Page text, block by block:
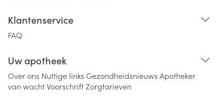
Klantenservice
FAQ
Uw apotheek
Over ons Nuttige links Gezondheidsnieuws Apotheker
van wachtVoorschriftZorgtarieven